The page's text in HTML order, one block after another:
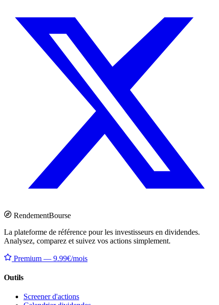
RendementBourse
La plateforme de référence pour les investisseurs en dividendes.
Analysez, comparez et suivez vos actions simplement.
Premium — 9.99€/mois
Outils
Screener d'actions